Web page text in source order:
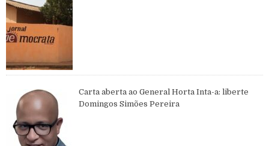
Carta aberta ao General Horta Inta-a: liberte
Domingos Simões Pereira